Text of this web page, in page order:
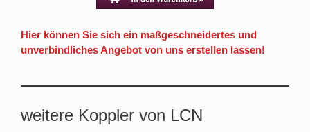
Hier können Sie sich ein maßgeschneidertes und
unverbindliches Angebot von uns erstellen lassen!
weitere Koppler von LCN